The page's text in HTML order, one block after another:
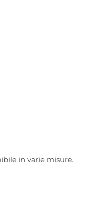
in varie misure.